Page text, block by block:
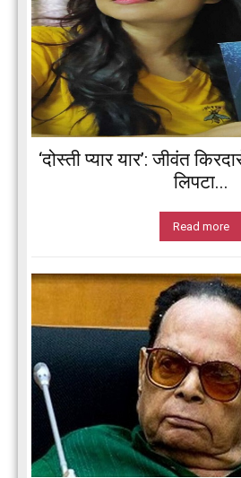
‘दोस्ती प्यार यार’: जीवंत
लिपटा...
Read more